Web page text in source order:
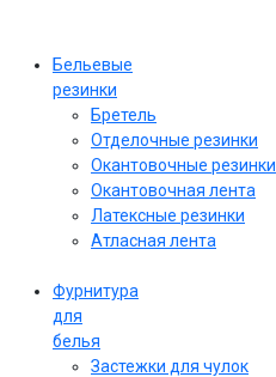
Бельевые
резинки
Бретель
Отделочные резинки
Окантовочные резинки
Окантовочная лента
Латексные резинки
Атласная лента
Фурнитура
для
белья
Застежки для чулок